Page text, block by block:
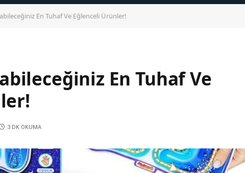
En Tuhaf Ve Eğlenceli Ürünler!
En Tuhaf Ve
3 DK OKUMA